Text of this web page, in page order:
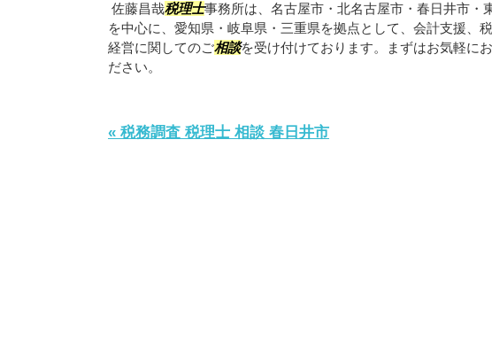
佐藤昌哉税理士事務所は、名古屋市・北名古屋市・春日井市・
を中心に、愛知県・岐阜県・三重県を拠点として、会計支援、
経営に関してのご相談を受け付けております。まずはお気軽に
ださい。
« 税務調査 税理士 相談 春日井市